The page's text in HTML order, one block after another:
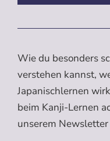
Wie du besonders
verstehen kannst,
Japanischlernen
beim Kanji-Lernen
unserem Newsletter